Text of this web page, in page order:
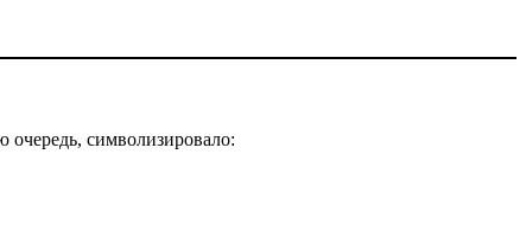
очередь, символизировало: